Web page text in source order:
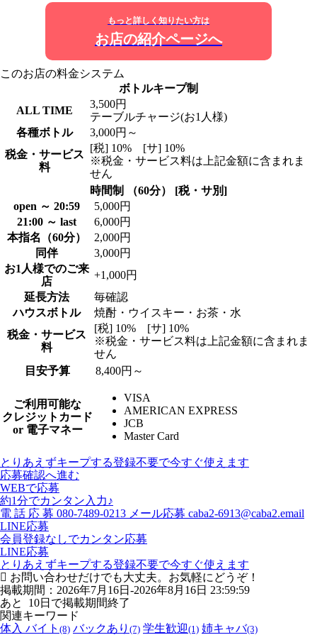
もっと詳しく知りたい方は
お店の紹介ページへ
このお店の料金システム
ボトルキープ制
ALL TIME
3,500円
テーブルチャージ(お1人様)
各種ボトル
3,000円～
税金・サービス
料
[税] 10% [サ] 10%
※税金・サービス料は上記金額に含まれま
せん
時間制 （60分） [税・サ別]
open ～ 20:59
5,000円
21:00 ～ last
6,000円
本指名（60分）
2,000円
同伴
3,000円
お1人様でのご来
店
+1,000円
延長方法
毎確認
ハウスボトル
焼酎・ウイスキー・お茶・水
税金・サービス
料
[税] 10% [サ] 10%
※税金・サービス料は上記金額に含まれま
せん
目安予算
8,400円～
ご利用可能な
クレジットカード
or 電子マネー
VISA
AMERICAN EXPRESS
JCB
Master Card
とりあえずキープする登録不要で今すぐ使えます
応募確認へ進む
WEBで応募
約1分でカンタン入力♪
電 話 応 募 080-7489-0213 メール応募 caba2-6913@caba2.email
LINE応募
会員登録なしでカンタン応募
LINE応募
とりあえずキープする登録不要で今すぐ使えます
お問い合わせだけでも大丈夫。お気軽にどうぞ！
掲載期間：2026年7月16日-2026年8月16日 23:59:59
あと 10日で掲載期間終了
関連キーワード
体入 バイト (8) バックあり (7) 学生歓迎(1) 姉キャバ(3)